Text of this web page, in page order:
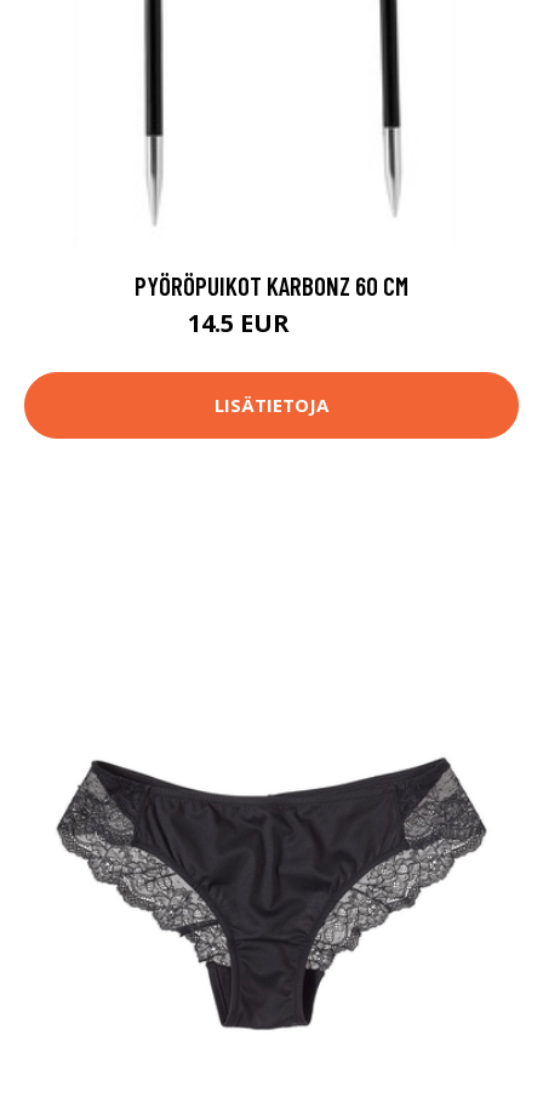
PYÖRÖPUIKOT KARBONZ 60 CM
14.5 EUR
LISÄTIETOJA